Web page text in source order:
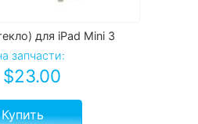
для iPad Mini 3
запчасти:
$23.00
Купить